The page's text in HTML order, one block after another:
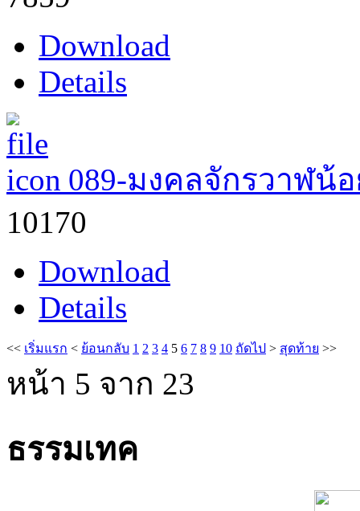
Download
Details
089-มงคลจักรวาฬน้
10170
Download
Details
<< เริ่มแรก < ย้อนกลับ 1 2 3 4 5 6 7 8 9 10 ถัดไป > สุดท้าย >>
หน้า 5 จาก 23
ธรรมเทค